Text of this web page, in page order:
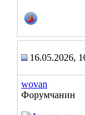
16.05.2026,
wovan
Форумчанин